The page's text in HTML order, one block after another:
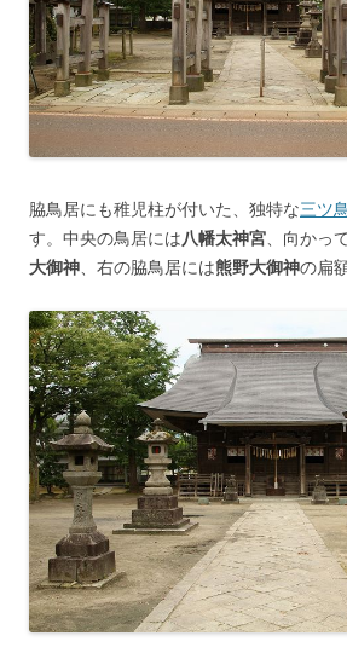
脇鳥居にも稚児柱が付いた、独特な三ツ
す。中央の鳥居には八幡太神宮 、向かっ
大御神 、右の脇鳥居には熊野大御神の扁